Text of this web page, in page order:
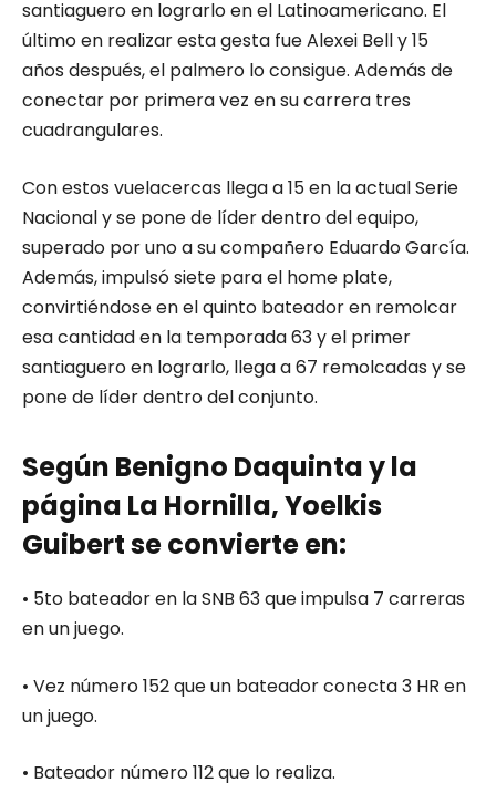
santiaguero en lograrlo en el Latinoamericano. El
último en realizar esta gesta fue Alexei Bell y 15
años después, el palmero lo consigue. Además de
conectar por primera vez en su carrera tres
cuadrangulares.
Con estos vuelacercas llega a 15 en la actual Serie
Nacional y se pone de líder dentro del equipo,
superado por uno a su compañero Eduardo García.
Además, impulsó siete para el home plate,
convirtiéndose en el quinto bateador en remolcar
esa cantidad en la temporada 63 y el primer
santiaguero en lograrlo, llega a 67 remolcadas y se
pone de líder dentro del conjunto.
Según Benigno Daquinta y la
página La Hornilla, Yoelkis
Guibert se convierte en:
• 5to bateador en la SNB 63 que impulsa 7 carreras
en un juego.
• Vez número 152 que un bateador conecta 3 HR en
un juego.
• Bateador número 112 que lo realiza.